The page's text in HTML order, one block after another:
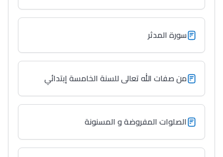
Lycée Maroc
سورة المدثر
من صفات الله تعالى للسنة الخامسة إبتدائي
الصلوات المفروضة و المسنونة